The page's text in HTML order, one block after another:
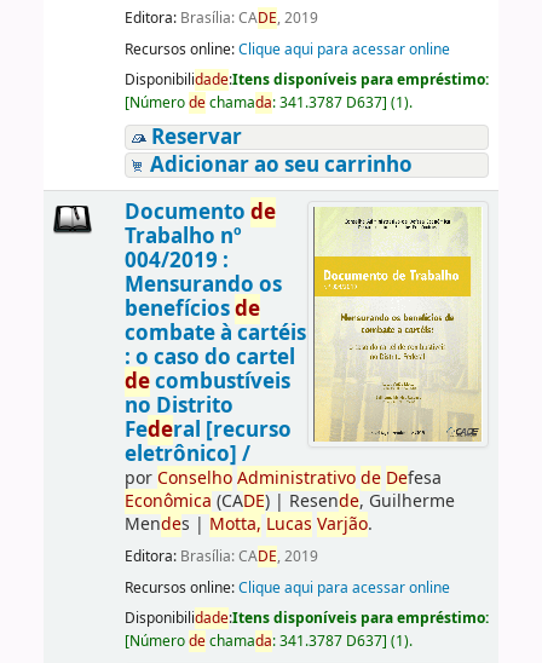
Editora: Brasília: CADE, 2019
Recursos online:Clique aqui para acessar online
Disponibilidade:Itens disponíveis para empréstimo:
[Númerodechamada:341.3787 D637] (1).
Reservar
Adicionar ao seu carrinho
Documento de
Trabalho nº
004/2019 :
Mensurando os
benefíciosde
combate à cartéis
: o caso do cartel
decombustíveis
no Distrito
Federal [recurso
eletrônico] /
porConselho Administrativo de Defesa
Econômica (CADE)| Resende, Guilherme
Mendes | Motta, Lucas Varjão.
Editora: Brasília: CADE, 2019
Recursos online:Clique aqui para acessar online
Disponibilidade:Itens disponíveis para empréstimo:
[Númerodechamada:341.3787 D637] (1).